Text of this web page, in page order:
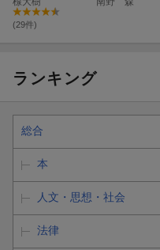
(29件)
ランキング
総合
本
人文・思想・社会
法律